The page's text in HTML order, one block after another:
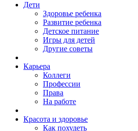
Дети
Здоровье ребенка
Развитие ребенка
Детское питание
Игры для детей
Другие советы
Карьера
Коллеги
Профессии
Права
На работе
Красота и здоровье
Как похудеть